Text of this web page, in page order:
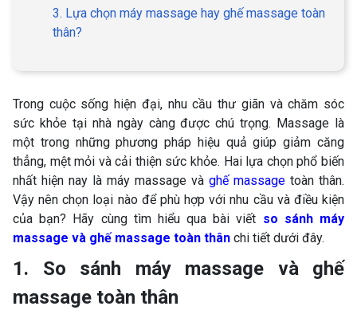
3. Lựa chọn máy massage hay ghế massage toàn
thân?
Trong cuộc sống hiện đại, nhu cầu thư giãn và chăm sóc
sức khỏe tại nhà ngày càng được chú trọng. Massage là
một trong những phương pháp hiệu quả giúp giảm căng
thẳng, mệt mỏi và cải thiện sức khỏe. Hai lựa chọn phổ biến
nhất hiện nay là máy massage và ghế massage toàn thân.
Vậy nên chọn loại nào để phù hợp với nhu cầu và điều kiện
của bạn? Hãy cùng tìm hiểu qua bài viết so sánh máy
massage và ghế massage toàn thân chi tiết dưới đây.
1. So sánh máy massage và ghế
massage toàn thân